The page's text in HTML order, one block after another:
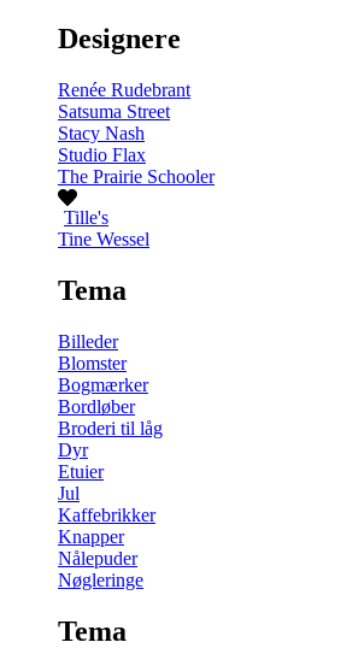
Designere
Renée Rudebrant
Satsuma Street
Stacy Nash
Studio Flax
The Prairie Schooler
Tille's
Tine Wessel
Tema
Billeder
Blomster
Bogmærker
Bordløber
Broderi til låg
Dyr
Etuier
Jul
Kaffebrikker
Knapper
Nålepuder
Nøgleringe
Tema